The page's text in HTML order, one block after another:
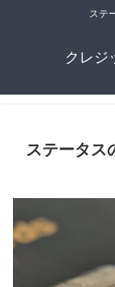
ステ
クレジ
ステータス